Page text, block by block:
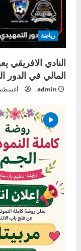
رياضة
النادي الافريقي
المالي في الدور
admin أغسطس 6,